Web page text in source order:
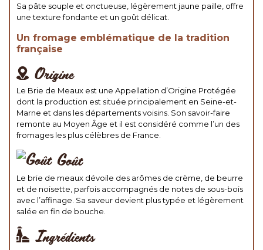
Sa pâte souple et onctueuse, légèrement jaune paille, offre
une texture fondante et un goût délicat.
Un fromage emblématique de la tradition
française
Origine
Le Brie de Meaux est une Appellation d’Origine Protégée
dont la production est située principalement en Seine-et-
Marne et dans les départements voisins. Son savoir-faire
remonte au Moyen Âge et il est considéré comme l’un des
fromages les plus célèbres de France.
Goût
Le brie de meaux dévoile des arômes de crème, de beurre
et de noisette, parfois accompagnés de notes de sous-bois
avec l’affinage. Sa saveur devient plus typée et légèrement
salée en fin de bouche.
Ingrédients